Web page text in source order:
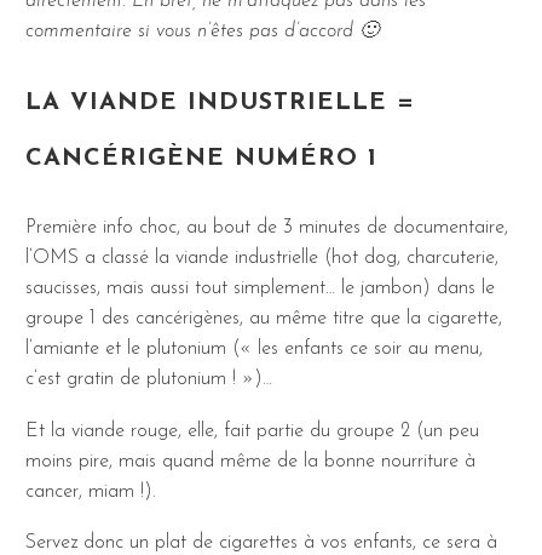
commentaire si vous n’êtes pas d’accord 🙂
LA VIANDE INDUSTRIELLE =
CANCÉRIGÈNE NUMÉRO 1
Première info choc, au bout de 3 minutes de documentaire,
l’OMS a classé la viande industrielle (hot dog, charcuterie,
saucisses, mais aussi tout simplement… le jambon) dans le
groupe 1 des cancérigènes, au même titre que la cigarette,
l’amiante et le plutonium (« les enfants ce soir au menu,
c’est gratin de plutonium ! »)…
Et la viande rouge, elle, fait partie du groupe 2 (un peu
moins pire, mais quand même de la bonne nourriture à
cancer, miam !).
Servez donc un plat de cigarettes à vos enfants, ce sera à